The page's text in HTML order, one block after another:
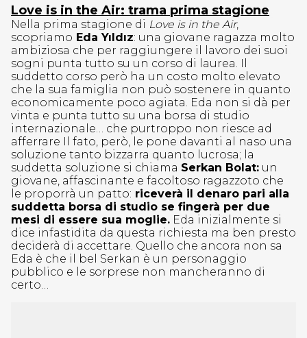
Love is in the Air: trama prima stagione
Nella prima stagione di Love is in the Air,
scopriamo Eda Yıldız: una giovane ragazza molto
ambiziosa che per raggiungere il lavoro dei suoi
sogni punta tutto su un corso di laurea. Il
suddetto corso però ha un costo molto elevato
che la sua famiglia non può sostenere in quanto
economicamente poco agiata. Eda non si dà per
vinta e punta tutto su una borsa di studio
internazionale… che purtroppo non riesce ad
afferrare Il fato, però, le pone davanti al naso una
soluzione tanto bizzarra quanto lucrosa; la
suddetta soluzione si chiama Serkan Bolat: un
giovane, affascinante e facoltoso ragazzoto che
le proporrà un patto: riceverà il denaro pari alla
suddetta borsa di studio se fingerà per due
mesi di essere sua moglie. Eda inizialmente si
dice infastidita da questa richiesta ma ben presto
deciderà di accettare. Quello che ancora non sa
Eda è che il bel Serkan è un personaggio
pubblico e le sorprese non mancheranno di
certo…